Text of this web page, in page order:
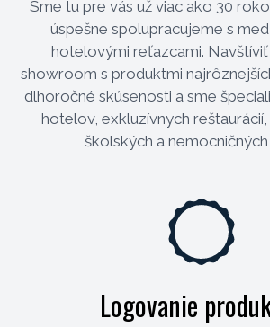
Sme tu pre vás už viac ako 30
úspešne spolupracujeme s
hotelovými reťazcami.
showroom s produktmi
dlhoročné skúsenosti a sme
hotelov, exkluzívnych reštaurácií,
školských a nemocničných
Logovanie